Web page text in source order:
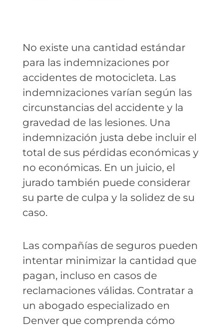
No existe una cantidad estándar
para las indemnizaciones por
accidentes de motocicleta. Las
indemnizaciones varían según las
circunstancias del accidente y la
gravedad de las lesiones. Una
indemnización justa debe incluir el
total de sus pérdidas económicas y
no económicas. En un juicio, el
jurado también puede considerar
su parte de culpa y la solidez de su
caso.
Las compañías de seguros pueden
intentar minimizar la cantidad que
pagan, incluso en casos de
reclamaciones válidas. Contratar a
un abogado especializado en
Denver que comprenda cómo